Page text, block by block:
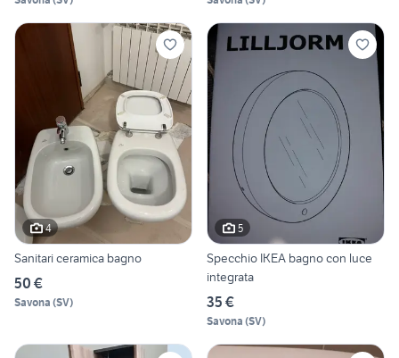
4
Sanitari ceramica bagno
50 €
Savona (SV)
5
Specchio IKEA bagno con luce
integrata
35 €
Savona (SV)